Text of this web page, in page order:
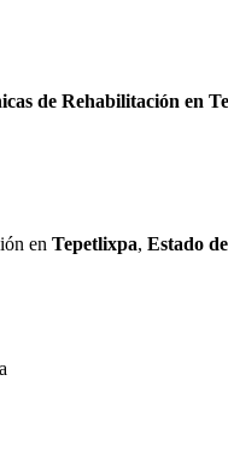
de Rehabilitación en
en Tepetlixpa, Estado